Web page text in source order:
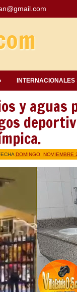
INTERNACIONALES
y
DOMINGO, NOVIEMBRE